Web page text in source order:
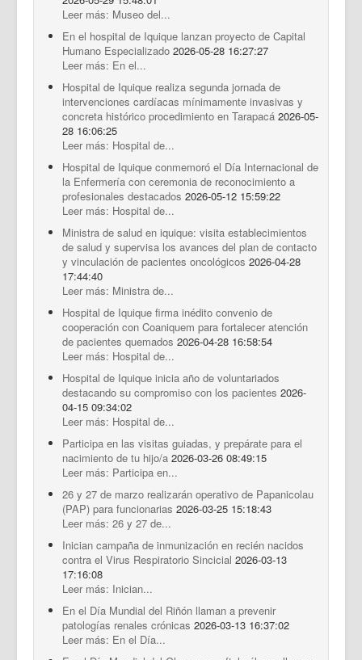
Leer más: Museo del...
En el hospital de Iquique lanzan proyecto de Capital
Humano Especializado 2026-05-28 16:27:27
Leer más: En el...
Hospital de Iquique realiza segunda jornada de
intervenciones cardíacas mínimamente invasivas y
concreta histórico procedimiento en Tarapacá 2026-05-
28 16:06:25
Leer más: Hospital de...
Hospital de Iquique conmemoró el Día Internacional de
la Enfermería con ceremonia de reconocimiento a
profesionales destacados 2026-05-12 15:59:22
Leer más: Hospital de...
Ministra de salud en iquique: visita establecimientos
de salud y supervisa los avances del plan de contacto
y vinculación de pacientes oncológicos 2026-04-28
17:44:40
Leer más: Ministra de...
Hospital de Iquique firma inédito convenio de
cooperación con Coaniquem para fortalecer atención
de pacientes quemados 2026-04-28 16:58:54
Leer más: Hospital de...
Hospital de Iquique inicia año de voluntariados
destacando su compromiso con los pacientes 2026-
04-15 09:34:02
Leer más: Hospital de...
Participa en las visitas guiadas, y prepárate para el
nacimiento de tu hijo/a 2026-03-26 08:49:15
Leer más: Participa en...
26 y 27 de marzo realizarán operativo de Papanicolau
(PAP) para funcionarias 2026-03-25 15:18:43
Leer más: 26 y 27 de...
Inician campaña de inmunización en recién nacidos
contra el Virus Respiratorio Sincicial 2026-03-13
17:16:08
Leer más: Inician...
En el Día Mundial del Riñón llaman a prevenir
patologías renales crónicas 2026-03-13 16:37:02
Leer más: En el Día...